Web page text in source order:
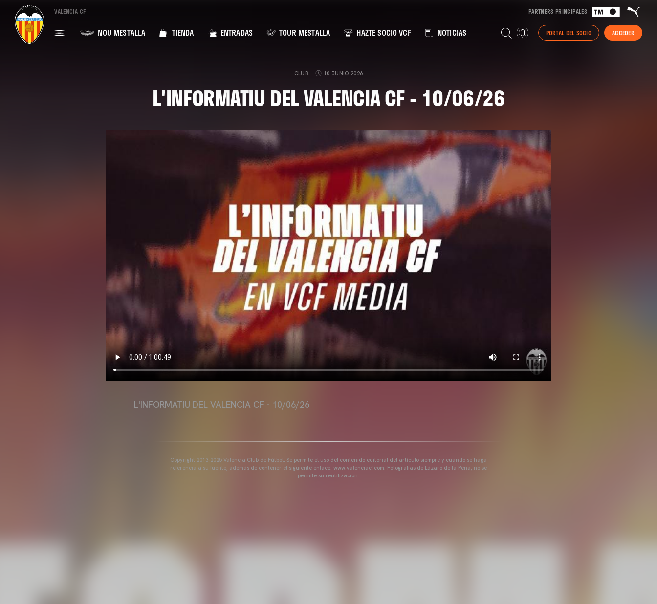
VALENCIA CF PARTNERS PRINCIPALES
NOU MESTALLA TIENDA ENTRADAS TOUR MESTALLA HAZTE SOCIO VCF NOTICIAS PORTAL DEL SOCIO ACCEDER
CLUB 10 JUNIO 2026
L'INFORMATIU DEL VALENCIA CF - 10/06/26
L'INFORMATIU DEL VALENCIA CF - 10/06/26
Copyright 2013-2025 Valencia Club de Fútbol. Se permite el uso del contenido editorial del artículo siempre y cuando se haga
referencia a su fuente, además de contener el siguiente enlace: www.valenciacf.com. Fotografías de Lázaro de la Peña, no se
permite su reutilización.